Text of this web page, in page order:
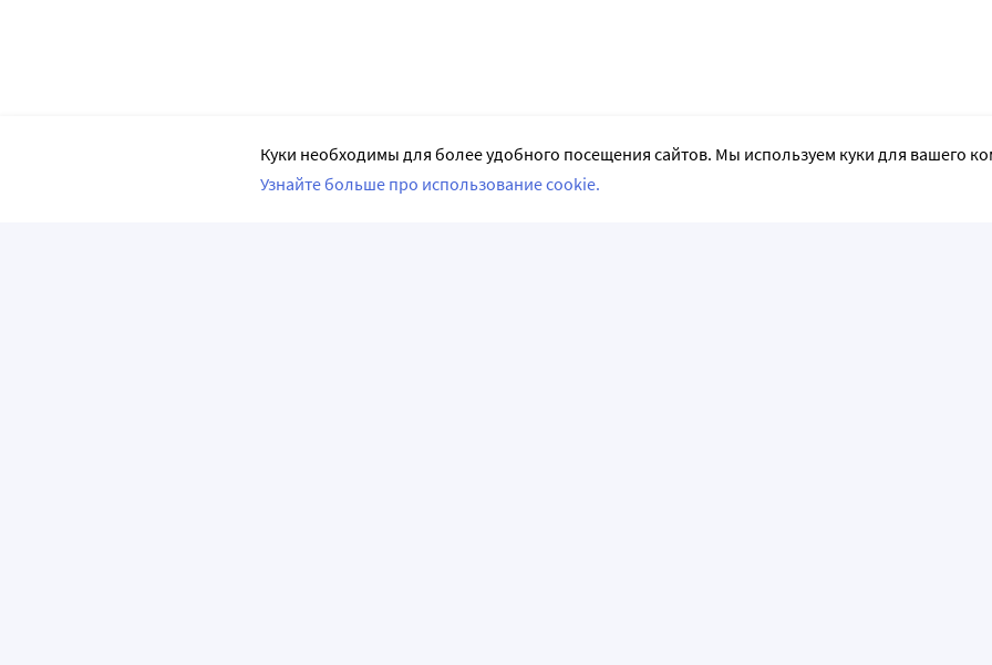
Куки необходимы для более удобного посещения сайтов. Мы используем куки для вашего
Узнайте больше про использование cookie.